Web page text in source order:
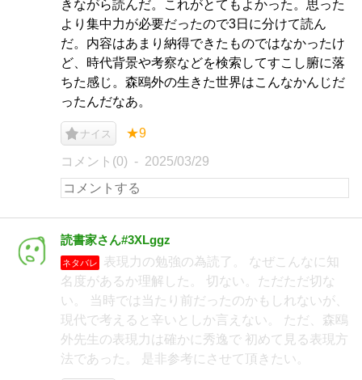
きながら読んだ。これがとてもよかった。思った
より集中力が必要だったので3日に分けて読ん
だ。内容はあまり納得できたものではなかったけ
ど、時代背景や考察などを検索してすこし腑に落
ちた感じ。森鴎外の生きた世界はこんなかんじだ
ったんだなあ。
ナイス ★9
コメント(0) 2025/03/29
読書家さん#3XLggz
ネタバレ
表現力の勉強の為読了。 なぜこんなに知
名度があるか理解した。 切ない。ただただ切な
い。 当時では当たり前だったのかもしれないが、
現代で考えると辛いとしか言えない。 ただ、森鴎
外先生の表現力は確かに秀逸で 初めて見る表現方
法であった。 是非参考にさせて頂きたい。